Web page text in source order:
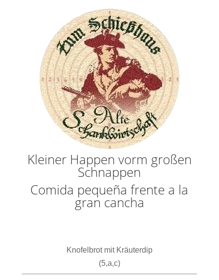
Kleiner Happen vorm großen
Schnappen
Comida pequeña frente a la
gran cancha
Knofelbrot mit Kräuterdip
(5,a,c)